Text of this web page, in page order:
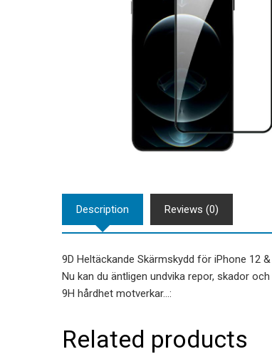
Description Reviews (0)
9D Heltäckande Skärmskydd för iPhone 12
Nu kan du äntligen undvika repor, skador
9H hårdhet motverkar…:
Related products